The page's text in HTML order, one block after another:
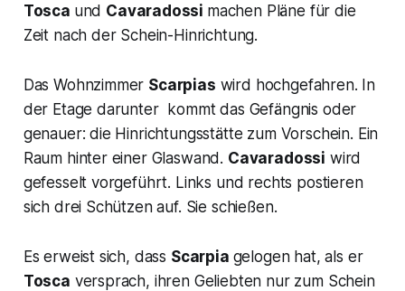
Tosca und Cavaradossi machen Pläne für die
Zeit nach der Schein-Hinrichtung.
Das Wohnzimmer Scarpias wird hochgefahren. In
der Etage darunter kommt das Gefängnis oder
genauer: die Hinrichtungsstätte zum Vorschein. Ein
Raum hinter einer Glaswand. Cavaradossi wird
gefesselt vorgeführt. Links und rechts postieren
sich drei Schützen auf. Sie schießen.
Es erweist sich, dass Scarpia gelogen hat, als er
Tosca versprach, ihren Geliebten nur zum Schein